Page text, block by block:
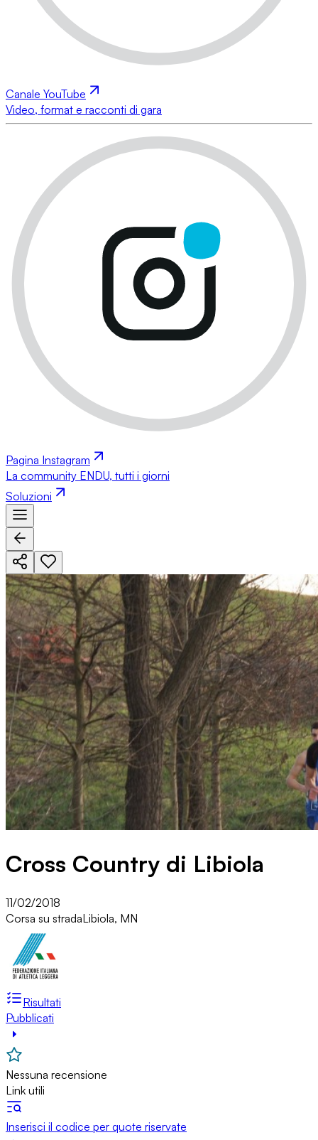
Canale YouTube
Video, format e racconti di gara
Pagina Instagram
La community ENDU, tutti i giorni
Soluzioni
Cross Country di Libiola
11/02/2018
Corsa su stradaLibiola, MN
Risultati
Pubblicati
Nessuna recensione
Link utili
Inserisci il codice per quote riservate